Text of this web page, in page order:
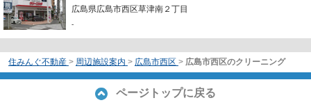
広島県広島市西区草津南２丁目
-
住みんぐ不動産 > 周辺施設案内 > 広島市西区 > 広島市西区のクリーニング
ページトップに戻る